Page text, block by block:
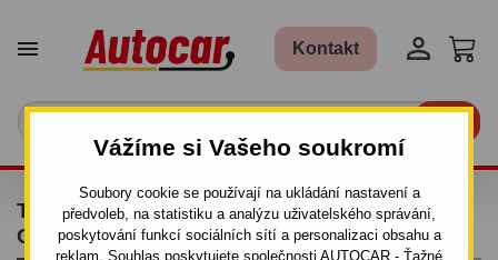
Vážíme si Vašeho soukromí
Soubory cookie se používají na ukládání nastavení a
předvoleb, na statistiku a analýzu uživatelského správání,
poskytování funkcí sociálních sítí a personalizaci obsahu a
reklam. Souhlas poskytujete společnosti AUTOCAR - Ťažné
 Kontakt 
TAŽNÉ ZAŘÍZENÍ PRO PEUGEOT 607 -
ODNÍMATELNÝ BAJONETOVÝ SYSTÉM